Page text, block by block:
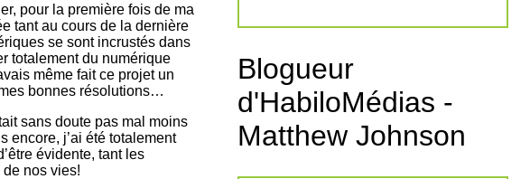
pour la première fois de ma
tant au cours de la dernière
se sont incrustés dans
totalement du numérique
même fait ce projet un
bonnes résolutions…
sans doute pas mal moins
encore, j’ai été totalement
évidente, tant les
nos vies!
Blogueur
d'HabiloMédias -
Matthew Johnson